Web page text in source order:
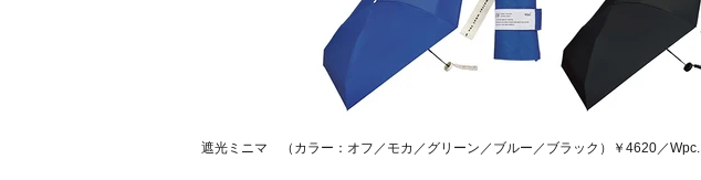
遮光ミニマ （カラー：オフ／モカ／グリーン／ブルー／ブラック）￥4620／Wpc.